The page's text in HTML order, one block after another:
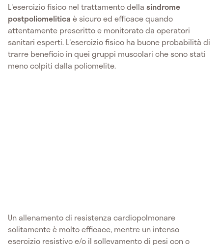
L'esercizio fisico nel trattamento della sindrome
postpoliomelitica è sicuro ed efficace quando
attentamente prescritto e monitorato da operatori
sanitari esperti. L'esercizio fisico ha buone probabilità di
trarre beneficio in quei gruppi muscolari che sono stati
meno colpiti dalla poliomelite.
Un allenamento di resistenza cardiopolmonare
solitamente è molto efficace, mentre un intenso
esercizio resistivo e/o il sollevamento di pesi con o